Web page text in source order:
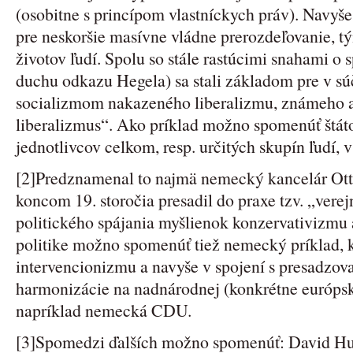
(osobitne s princípom vlastníckych práv).
pre neskoršie masívne vládne prerozdeľovanie,
životov ľudí. Spolu so stále rastúcimi snahami o
duchu odkazu Hegela) sa stali základom pre v
socializmom nakazeného liberalizmu, známeho
liberalizmus“. Ako príklad možno spomenúť
jednotlivcov celkom, resp. určitých skupín ľudí,
[2]Predznamenal to najmä nemecký kancelár
koncom 19. storočia presadil do praxe tzv.
politického spájania myšlienok
politike možno spomenúť tiež nemecký príklad,
intervencionizmu a navyše v spojení s
harmonizácie na nadnárodnej (konkrétne
napríklad nemecká CDU.
[3]Spomedzi ďalších možno spomenúť: David